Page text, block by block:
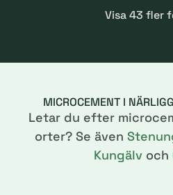
Visa 43 fler
MICROCEMENT I
Letar du efter
orter? Se även
Kungälvoch